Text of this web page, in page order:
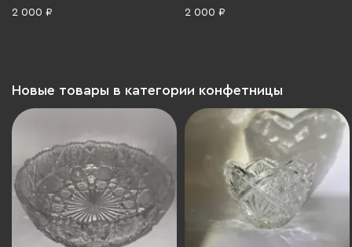
2 000 ₽
роспись, Российская
2 000 ₽
Новые товары в категории конфетницы